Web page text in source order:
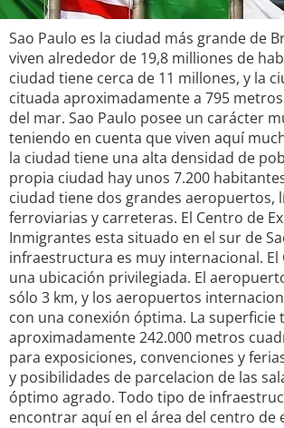
Sao Paulo es la ciudad más grande de
viven alrededor de 19,8 milliones de
ciudad tiene cerca de 11 millones, y la
cituada aproximadamente a 795
del mar. Sao Paulo posee un carácter
teniendo en cuenta que viven aquí
la ciudad tiene una alta densidad de
propia ciudad hay unos 7.200
ciudad tiene dos grandes aeropuertos,
ferroviarias y carreteras. El Centro de
Inmigrantes esta situado en el sur de
infraestructura es muy internacional. El
una ubicación privilegiada. El
sólo 3 km, y los aeropuertos
con una conexión óptima. La superficie
aproximadamente 242.000 metros
para exposiciones, convenciones y
y posibilidades de parcelacion de las
óptimo agrado. Todo tipo de
encontrar aquí en el área del centro de